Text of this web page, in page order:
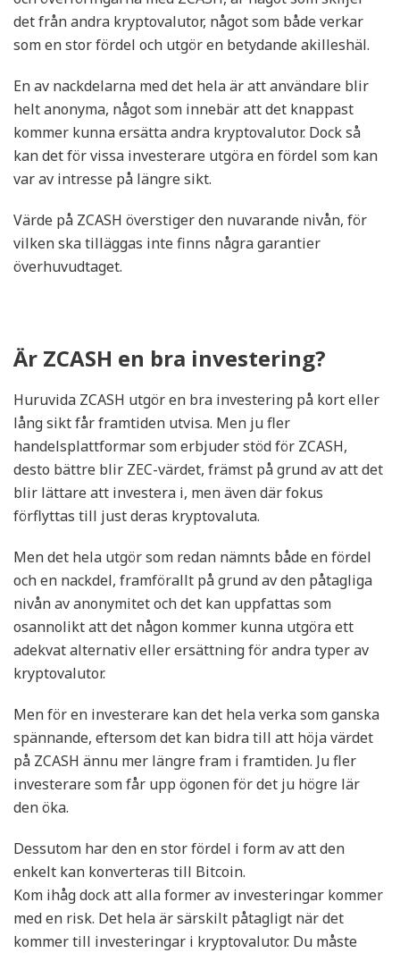
det från andra kryptovalutor, något som både verkar
som en stor fördel och utgör en betydande akilleshäl.
En av nackdelarna med det hela är att användare blir
helt anonyma, något som innebär att det knappast
kommer kunna ersätta andra kryptovalutor. Dock så
kan det för vissa investerare utgöra en fördel som kan
var av intresse på längre sikt.
Värde på ZCASH överstiger den nuvarande nivån, för
vilken ska tilläggas inte finns några garantier
överhuvudtaget.
Är ZCASH en bra investering?
Huruvida ZCASH utgör en bra investering på kort eller
lång sikt får framtiden utvisa. Men ju fler
handelsplattformar som erbjuder stöd för ZCASH,
desto bättre blir ZEC-värdet, främst på grund av att det
blir lättare att investera i, men även där fokus
förflyttas till just deras kryptovaluta.
Men det hela utgör som redan nämnts både en fördel
och en nackdel, framförallt på grund av den påtagliga
nivån av anonymitet och det kan uppfattas som
osannolikt att det någon kommer kunna utgöra ett
adekvat alternativ eller ersättning för andra typer av
kryptovalutor.
Men för en investerare kan det hela verka som ganska
spännande, eftersom det kan bidra till att höja värdet
på ZCASH ännu mer längre fram i framtiden. Ju fler
investerare som får upp ögonen för det ju högre lär
den öka.
Dessutom har den en stor fördel i form av att den
enkelt kan konverteras till Bitcoin.
Kom ihåg dock att alla former av investeringar kommer
med en risk. Det hela är särskilt påtagligt när det
kommer till investeringar i kryptovalutor. Du måste